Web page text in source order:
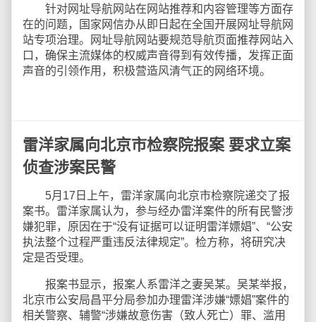
针对网址导航网站在网站推荐和内容管理等方面存
在的问题，国家网信办从即日起在全国开展网址导航网
站专项治理。网址导航网站要规范导航页面推荐网站入
口，确保主流媒体的权威声音得到有效传播，发挥正面
声音的引领作用，积极营造风清气正的网络环境。
雷洋家属向北京市检察院报案 要求立案
侦查涉案民警
5月17日上午，雷洋家属向北京市检察院递交了报
案书。雷洋家属认为，参与经办雷洋案件的所有民警涉
嫌犯罪，原因在于“没有证据可以证明雷洋嫖娼”、“公安
执法整个过程严重违反法律规定”。检方称，将研究决
定是否受理。
报案书显示，报案人系雷洋之妻吴某。吴某举报，
北京市公安局昌平分局参加办理雷洋涉嫌“嫖娼”案件的
相关警察、辅警“涉嫌故意伤害（致人死亡）罪、滥用